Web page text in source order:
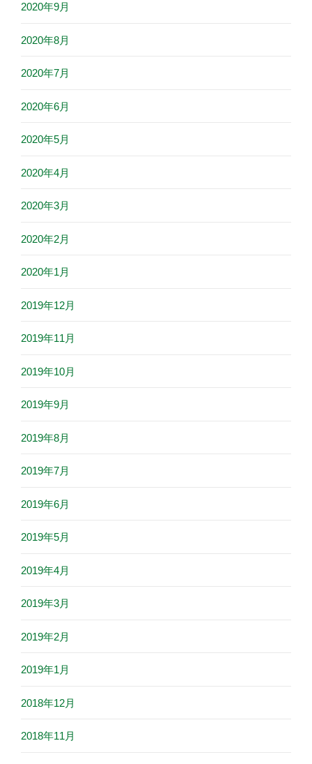
2020年9月
2020年8月
2020年7月
2020年6月
2020年5月
2020年4月
2020年3月
2020年2月
2020年1月
2019年12月
2019年11月
2019年10月
2019年9月
2019年8月
2019年7月
2019年6月
2019年5月
2019年4月
2019年3月
2019年2月
2019年1月
2018年12月
2018年11月